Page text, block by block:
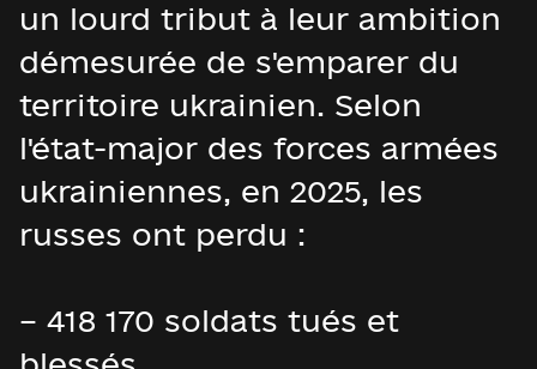
un lourd tribut à leur ambition
démesurée de s'emparer du
territoire ukrainien. Selon
l'état-major des forces armées
ukrainiennes, en 2025, les
russes ont perdu :
– 418 170 soldats tués et